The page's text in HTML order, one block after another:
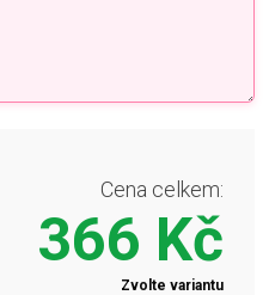
Cena celkem:
366 Kč
Zvolte variantu